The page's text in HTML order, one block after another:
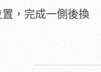
，完成一側後換